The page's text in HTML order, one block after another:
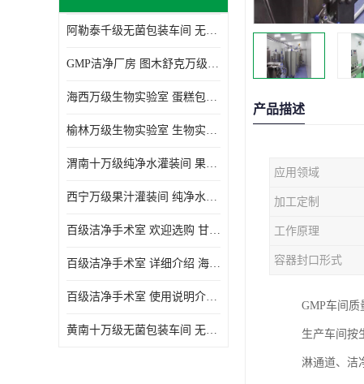
阿勒泰千级无菌包装车间 无尘车间 欢迎选购
GMP洁净厂房 图木舒克万级GMP洁净厂房价格
海西万级生物实验室 蛋糕包装间 为环保助力
榆林万级生物实验室 生物实验室 欢迎选购
渭南十万级纯净水灌装间 果汁灌装间 使用说明介绍
西宁万级果汁灌装间 纯净水灌装间 详细介绍
百级洁净手术室 欢迎选购 甘肃百级洁净手术室报价表
百级洁净手术室 详细介绍 海东百级洁净手术室报价单
百级洁净手术室 使用说明介绍 青海百级洁净手术室电话
黄南十万级无菌包装车间 无菌室 使用说明介绍
产品描述
应用领域
加工定制
工作原理
容器封口形式
GMP车间质
生产车间按
淋通道、洁